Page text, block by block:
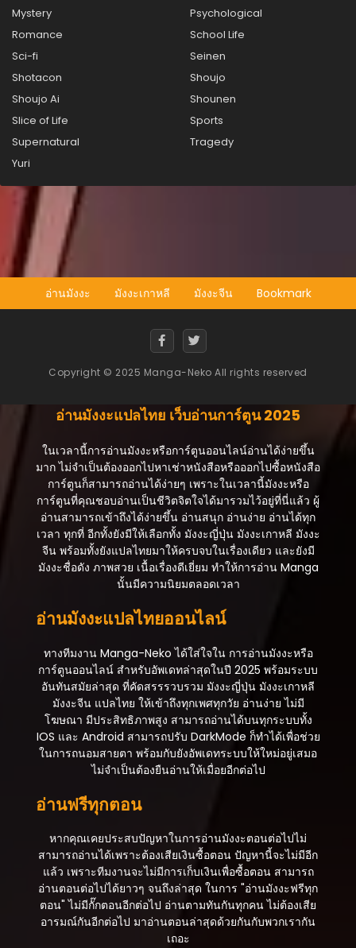
ตอนที่ 107
กันยายน 17, 2025
ตอนที่ 106
กันยายน 17, 2025
กันยายน 17, 2025
กันยายน 17, 2025
ตอนที่ 103
กันยายน 17, 2025
ตอนที่ 102
กันยายน 17, 2025
ตอนที่ 100
ตอนที่ 99
ตอนที่ 98
กันยายน 17, 2025
ตอนที่ 97
กันยายน 17, 2025
ตอนที่ 96
ตอนที่ 95
ตอนที่ 94
กันยายน 17, 2025
ตอนที่ 93
กันยายน 17, 2025
ตอนที่ 91
ตอนที่ 90
กันยายน 17, 2025
ตอนที่ 89
กันยายน 17, 2025
Mystery
Psychological
Romance
School Life
Sci-fi
Seinen
Shotacon
Shoujo
Shoujo Ai
Shounen
Slice of Life
Sports
Supernatural
Tragedy
Yuri
อ่านมังงะ มังงะเกาหลี มังงะจีน Bookmark
Copyright © 2025 Manga-Neko All rights reserved
อ่านมังงะแปลไทย เว็บอ่านการ์ตูน 2025
ในเวลานี้การอ่านมังงะหรือการ์ตูนออนไลน์อ่านได้ง่ายขึ้น
มาก ไม่จำเป็นต้องออกไปหาเช่าหนังสือหรือออกไปซื้อหนังสือ
การ์ตูนก็สามารถอ่านได้ง่ายๆ เพราะในเวลานี้มังงะหรือ
การ์ตูนที่คุณชอบอ่านเป็นชีวิตจิตใจได้มารวมไว้อยู่ที่นี่แล้ว ผู้
อ่านสามารถเข้าถึงได้ง่ายขึ้น อ่านสนุก อ่านง่าย อ่านได้ทุก
เวลา ทุกที่ อีกทั้งยังมีให้เลือกทั้ง มังงะญี่ปุ่น มังงะเกาหลี มังงะ
จีน พร้อมทั้งยังแปลไทยมาให้ครบจบในเรื่องเดียว และยังมี
มังงะชื่อดัง ภาพสวย เนื้อเรื่องดีเยี่ยม ทำให้การอ่าน Manga
นั้นมีความนิยมตลอดเวลา
อ่านมังงะแปลไทยออนไลน์
ทางทีมงาน Manga-Neko ได้ใส่ใจใน การอ่านมังงะหรือ
การ์ตูนออนไลน์ สำหรับอัพเดทล่าสุดในปี 2025 พร้อมระบบ
อันทันสมัยล่าสุด ที่คัดสรรรวบรวม มังงะญี่ปุ่น มังงะเกาหลี
มังงะจีน แปลไทย ให้เข้าถึงทุกเพศทุกวัย อ่านง่าย ไม่มี
โฆษณา มีประสิทธิภาพสูง สามารถอ่านได้บนทุกระบบทั้ง
IOS และ Android สามารถปรับ DarkMode ก็ทำได้เพื่อช่วย
ในการถนอมสายตา พร้อมกับยังอัพเดทระบบให้ใหม่อยู่เสมอ
ไม่จำเป็นต้องยืนอ่านให้เมื่อยอีกต่อไป
อ่านฟรีทุกตอน
หากคุณเคยประสบปัญหาในการอ่านมังงะตอนต่อไปไม่
สามารถอ่านได้เพราะต้องเสียเงินซื้อตอน ปัญหานี้จะไม่มีอีก
แล้ว เพราะทีมงานจะไม่มีการเก็บเงินเพื่อซื้อตอน สามารถ
อ่านตอนต่อไปได้ยาวๆ จนถึงล่าสุด ในการ "อ่านมังงะฟรีทุก
ตอน" ไม่มีกั๊กตอนอีกต่อไป อ่านตามทันกันทุกคน ไม่ต้องเสีย
อารมณ์กันอีกต่อไป มาอ่านตอนล่าสุดด้วยกันกับพวกเรากัน
เถอะ